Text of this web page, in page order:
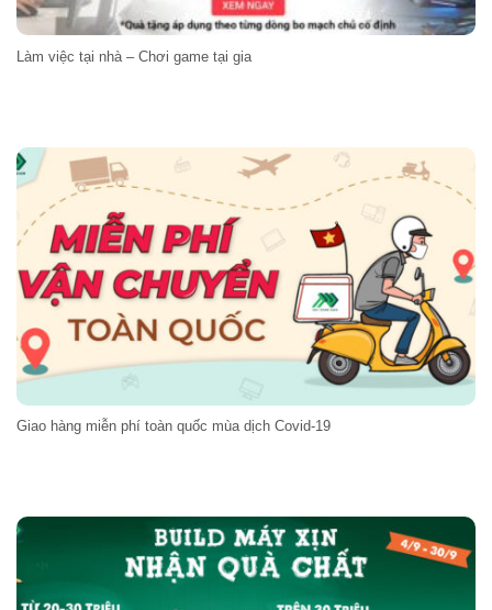
Làm việc tại nhà – Chơi game tại gia
Giao hàng miễn phí toàn quốc mùa dịch Covid-19